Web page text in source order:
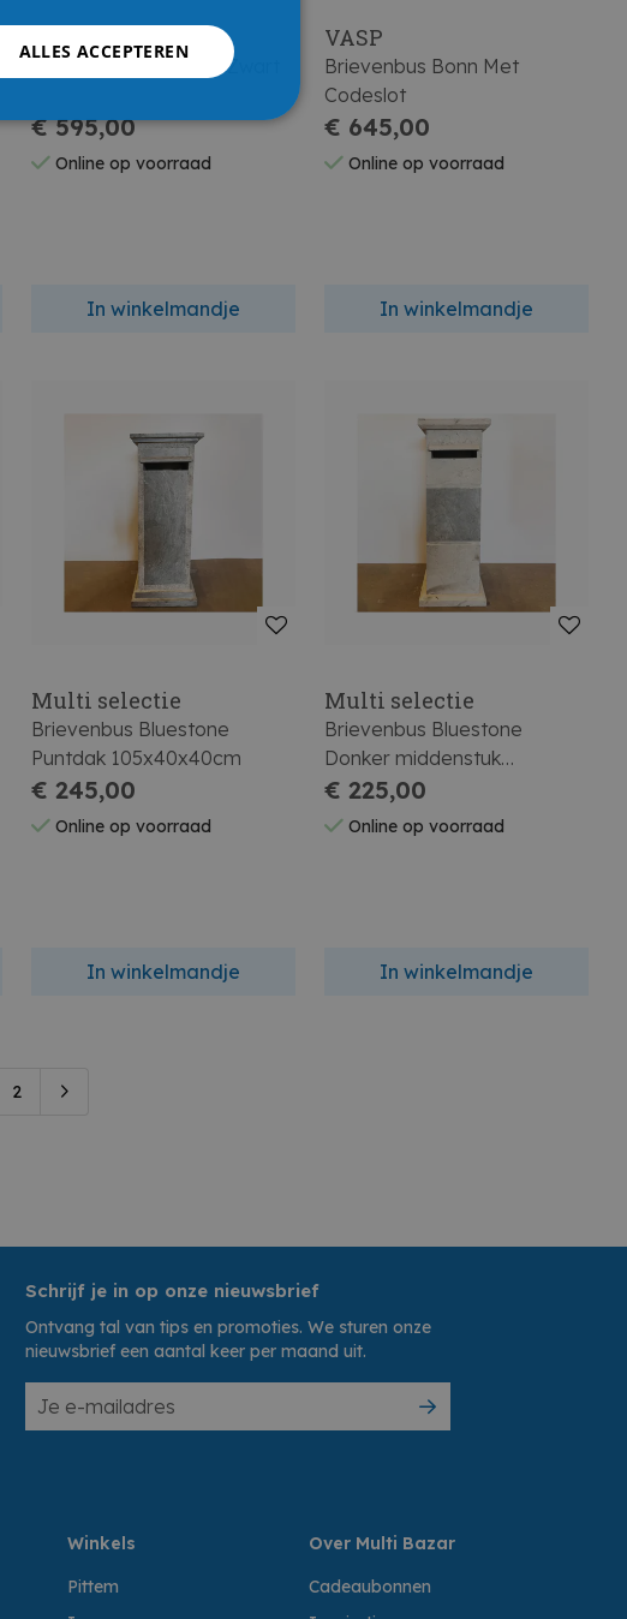
Brievenbus Firenze S Zwart
€ 595,00
Online op voorraad
In winkelmandje
VASP
Brievenbus Bonn Met
Codeslot
€ 645,00
Online op voorraad
In winkelmandje
Multi selectie
Brievenbus Bluestone
Puntdak 105x40x40cm
€ 245,00
Online op voorraad
In winkelmandje
Multi selectie
Brievenbus Bluestone
Donker middenstuk
105x40x40cm
€ 225,00
Online op voorraad
In winkelmandje
2
Schrijf je in op onze nieuwsbrief
Ontvang tal van tips en promoties. We sturen onze
nieuwsbrief een aantal keer per maand uit.
Winkels
Pittem
Over Multi Bazar
Cadeaubonnen
ALLES ACCEPTEREN